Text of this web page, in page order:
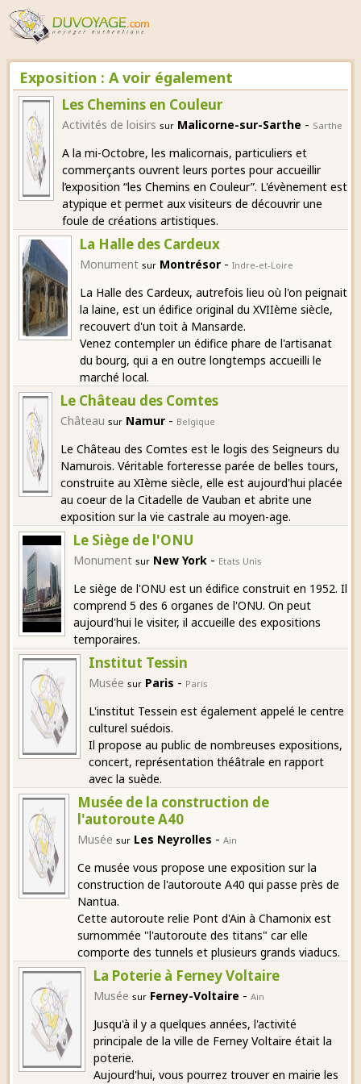
Exposition : A voir également
Les Chemins en Couleur
Activités de loisirs sur Malicorne-sur-Sarthe - Sarthe
A la mi-Octobre, les malicornais, particuliers et
commerçants ouvrent leurs portes pour accueillir
l’exposition “les Chemins en Couleur”. L'évènement est
atypique et permet aux visiteurs de découvrir une
foule de créations artistiques.
La Halle des Cardeux
Monument sur Montrésor -Indre-et-Loire
La Halle des Cardeux, autrefois lieu où l'on peignait
la laine, est un édifice original du XVIIème siècle,
recouvert d'un toit à Mansarde.
Venez contempler un édifice phare de l'artisanat
du bourg, qui a en outre longtemps accueilli le
marché local.
Le Château des Comtes
Château sur Namur- Belgique
Le Château des Comtes est le logis des Seigneurs du
Namurois. Véritable forteresse parée de belles tours,
construite au XIème siècle, elle est aujourd'hui placée
au coeur de la Citadelle de Vauban et abrite une
exposition sur la vie castrale au moyen-age.
Le Siège de l'ONU
Monument sur New York - Etats Unis
Le siège de l'ONU est un édifice construit en 1952. Il
comprend 5 des 6 organes de l'ONU. On peut
aujourd'hui le visiter, il accueille des expositions
temporaires.
Institut Tessin
Musée sur Paris - Paris
L'institut Tessein est également appelé le centre
culturel suédois.
Il propose au public de nombreuses expositions,
concert, représentation théâtrale en rapport
avec la suède.
Musée de la construction de
l'autoroute A40
Musée sur Les Neyrolles - Ain
Ce musée vous propose une exposition sur la
construction de l'autoroute A40 qui passe près de
Nantua.
Cette autoroute relie Pont d'Ain à Chamonix est
surnommée "l'autoroute des titans" car elle
comporte des tunnels et plusieurs grands viaducs.
La Poterie à Ferney Voltaire
Musée sur Ferney-Voltaire - Ain
Jusqu'à il y a quelques années, l'activité
principale de la ville de Ferney Voltaire était la
poterie.
Aujourd'hui, vous pourrez trouver en mairie les